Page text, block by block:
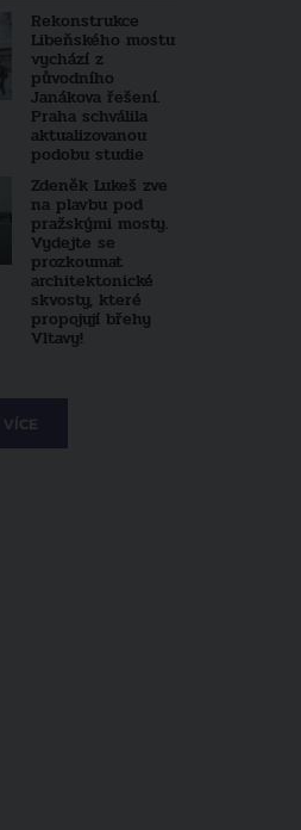
Rekonstrukce
Libeňského mostu
vychází z
původního
Janákova řešení.
Praha schválila
aktualizovanou
podobu studie
Zdeněk Lukeš zve
na plavbu pod
pražskými mosty.
Vydejte se
prozkoumat
architektonické
skvosty, které
propojují břehy
Vltavy!
VÍCE